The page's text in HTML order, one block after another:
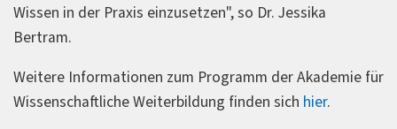
Wissen in der Praxis einzusetzen", so Dr. Jessika
Bertram.
Weitere Informationen zum Programm der Akademie für
Wissenschaftliche Weiterbildung finden sich hier.